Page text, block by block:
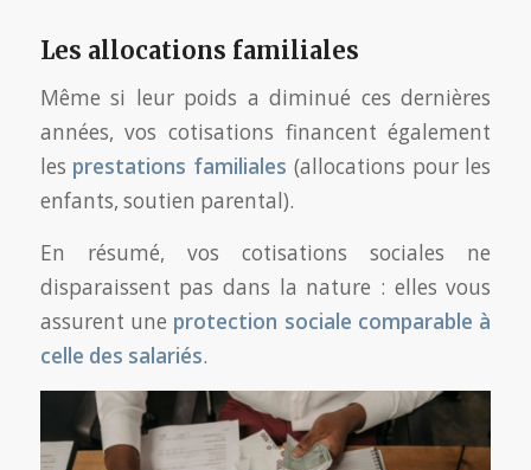
Les allocations familiales
Même si leur poids a diminué ces dernières
années, vos cotisations financent également
les prestations familiales (allocations pour les
enfants, soutien parental).
En résumé, vos cotisations sociales ne
disparaissent pas dans la nature : elles vous
assurent une protection sociale comparable à
celle des salariés.